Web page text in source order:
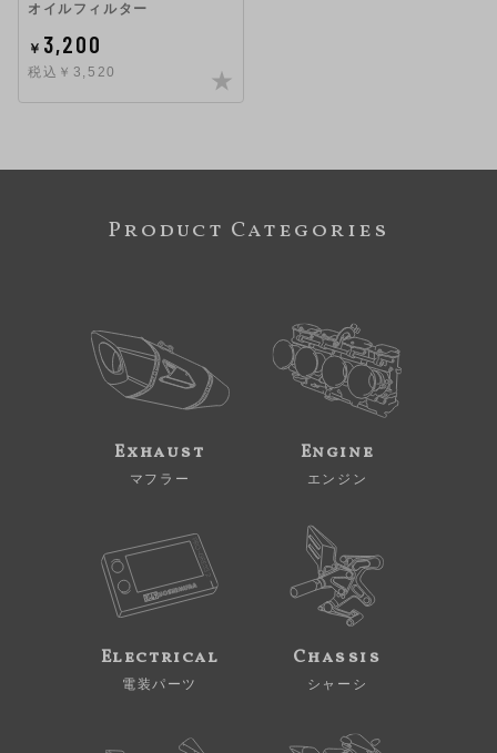
オイルフィルター
￥ 3,200
税込￥3,520
Product Categories
Exhaust
マフラー
Engine
エンジン
Electrical
電装パーツ
Chassis
シャーシ